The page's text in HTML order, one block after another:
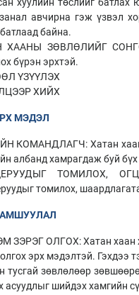
авчирна гэж үзвэл
байна.
ХААНЫ ЗӨВЛӨЛИЙГ
бүрэн эрхтэй.
ҮЗҮҮЛЭХ
ХИЙХ
МЭДЭЛ
КОМАНДЛАГЧ: Хатан хаан
албанд хамрагдаж буй
ТОМИЛОХ,
томилох,
ЗЭРЭГ ОЛГОХ: Хатан хаан
эрх мэдэлтэй. Гэхдээ
тусгай зөвлөлөөр
асуудлыг шийдэх хамгийн